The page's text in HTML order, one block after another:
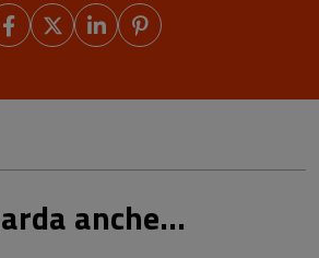
anche...